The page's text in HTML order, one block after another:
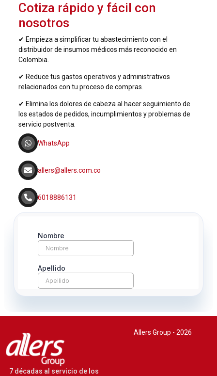
Cotiza rápido y fácil con
nosotros
✔︎ Empieza a simplificar tu abastecimiento con el
distribuidor de insumos médicos más reconocido en
Colombia.
✔︎ Reduce tus gastos operativos y administrativos
relacionados con tu proceso de compras.
✔︎ Elimina los dolores de cabeza al hacer seguimiento de
los estados de pedidos, incumplimientos y problemas de
servicio postventa.
WhatsApp
allers@allers.com.co
6018886131
7 décadas al servicio de los
Allers Group - 2026